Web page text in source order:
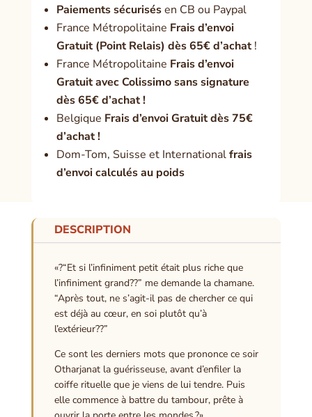
Paiements sécurisésen CB ou Paypal
France Métropolitaine Frais d’envoi
Gratuit (Point Relais) dès 65€ d’achat!
France Métropolitaine Frais d’envoi
Gratuit avec Colissimo sans signature
dès 65€ d’achat !
Belgique Frais d’envoi Gratuit dès 75€
d’achat !
Dom-Tom, Suisse et Internationalfrais
d’envoi calculés au poids
DESCRIPTION
«?“Et si l’infiniment petit était plus riche que
l’infiniment grand??” me demande la chamane.
“Après tout, ne s’agit-il pas de chercher ce qui
est déjà au cœur, en soi plutôt qu’à
l’extérieur??”
Ce sont les derniers mots que prononce ce soir
Otharjanat la guérisseuse, avant d’enfiler la
coiffe rituelle que je viens de lui tendre. Puis
elle commence à battre du tambour, prête à